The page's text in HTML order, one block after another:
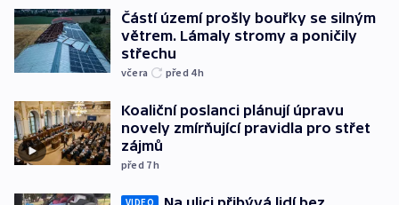
Částí území prošly bouřky se silným
větrem. Lámaly stromy a poničily
střechu
včera před 4h
Koaliční poslanci plánují úpravu
novely zmírňující pravidla pro střet
zájmů
před 7h
VIDEO